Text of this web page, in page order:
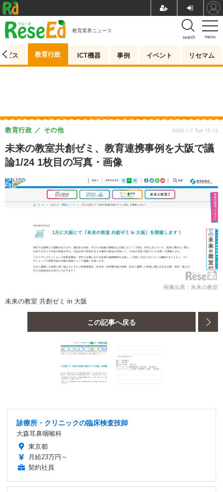
menu
search
教育業界ニュース
ビス 教育行政 ICT機器 事例 イベント リセマム
未来の教室共創ゼミ、教育連携事例を大阪で議
論1/24 1枚目の写真・画像
教育行政 その他 2025.1.7 Tue 15:15
画像出典：未来の教室
未来の教室 共創ゼミ in 大阪
この記事へ戻る
診療所・クリニックの臨床検査技師
大森耳鼻咽喉科
東京都
月給23万円～
契約社員